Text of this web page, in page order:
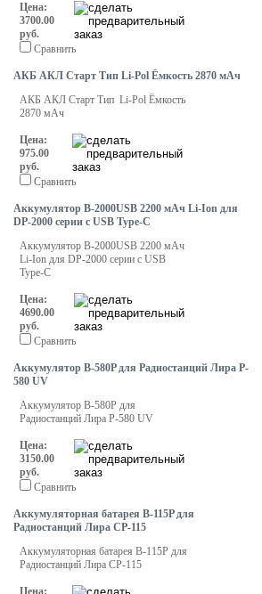
Цена:
3700.00
руб.
Сравнить
АКБ АКЛ Старт Тип Li-Pol Ёмкость 2870 мАч
АКБ АКЛ Старт Тип Li-Pol Ёмкость
2870 мАч
Цена:
975.00
руб.
Сравнить
Аккумулятор B-2000USB 2200 мАч Li-Ion для
DP-2000 серии с USB Type-C
Аккумулятор B-2000USB 2200 мАч
Li-Ion для DP-2000 серии с USB
Type-C
Цена:
4690.00
руб.
Сравнить
Аккумулятор B-580P для Радиостанций Лира P-
580 UV
Аккумулятор B-580P для
Радиостанций Лира P-580 UV
Цена:
3150.00
руб.
Сравнить
Аккумуляторная батарея B-115P для
Радиостанций Лира CP-115
Аккумуляторная батарея B-115P для
Радиостанций Лира CP-115
Цена: